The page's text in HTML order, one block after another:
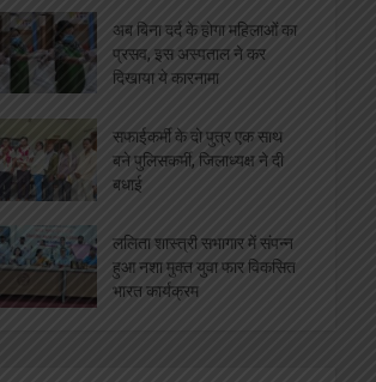
अब बिना दर्द के होगा महिलाओं का
प्रसव, इस अस्पताल ने कर
दिखाया ये कारनामा
सफाईकर्मी के दो पुत्र एक साथ
बने पुलिसकर्मी, जिलाध्यक्ष ने दी
बधाई
ललिता शास्त्री सभागार में संपन्न
हुआ नशा मुक्त युवा फार विकसित
भारत कार्यक्रम